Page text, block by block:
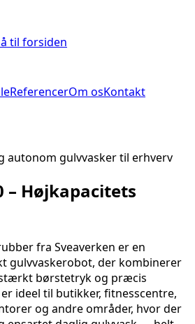
til forsiden
ReferencerOm osKontakt
autonom gulvvasker til erhverv
– Højkapacitets
fra Sveaverken er en
gulvvaskerobot, der kombinerer
børstetryk og præcis
ideel til butikker, fitnesscentre,
og andre områder, hvor der